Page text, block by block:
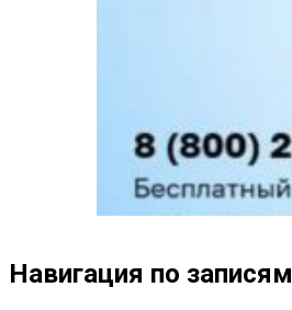
Навигация по записям